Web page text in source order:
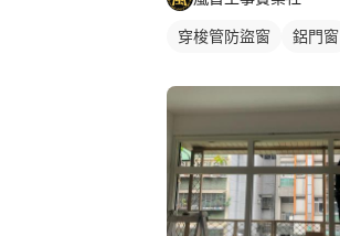
穿梭管防盜窗 鋁門窗